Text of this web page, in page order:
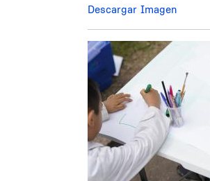
Descargar Imagen